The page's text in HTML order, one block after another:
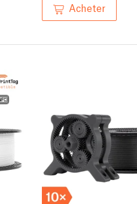
Acheter